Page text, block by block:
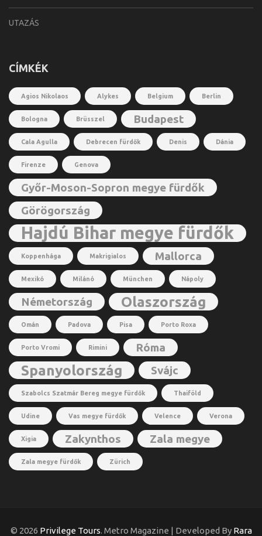
UTAZÁS
CÍMKÉK
Agios Nikolaos Alykes Belgium Berlin
Bologna Brüsszel Budapest
Cala Agulla Debrecen fürdők Denis Dánia
Firenze Genova
Győr-Moson-Sopron megye fürdők
Görögország
Hajdú Bihar megye fürdők
Koppenhága Makrigialos Mallorca
Mexikó Milánó München Nápoly
Németország Olaszország
Omán Padova Pisa Porto Roxa
Porto Vromi Rimini Róma
Spanyolország Svájc
Szabolcs Szatmár Bereg megye fürdők Thaiföld
Udine Vas megye fürdők Velence Verona
Xigia Zakynthos Zala megye
Zala megye fürdők Zürich
© 2026 Privilege Tours. Metro Magazine | Developed By Rara